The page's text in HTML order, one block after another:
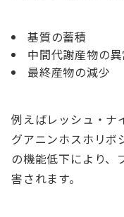
基質の蓄積
中間代謝産物の
最終産物の減少
例えばレッシュ・ナ
グアニンホスホリボ
の機能低下により、
害されます。